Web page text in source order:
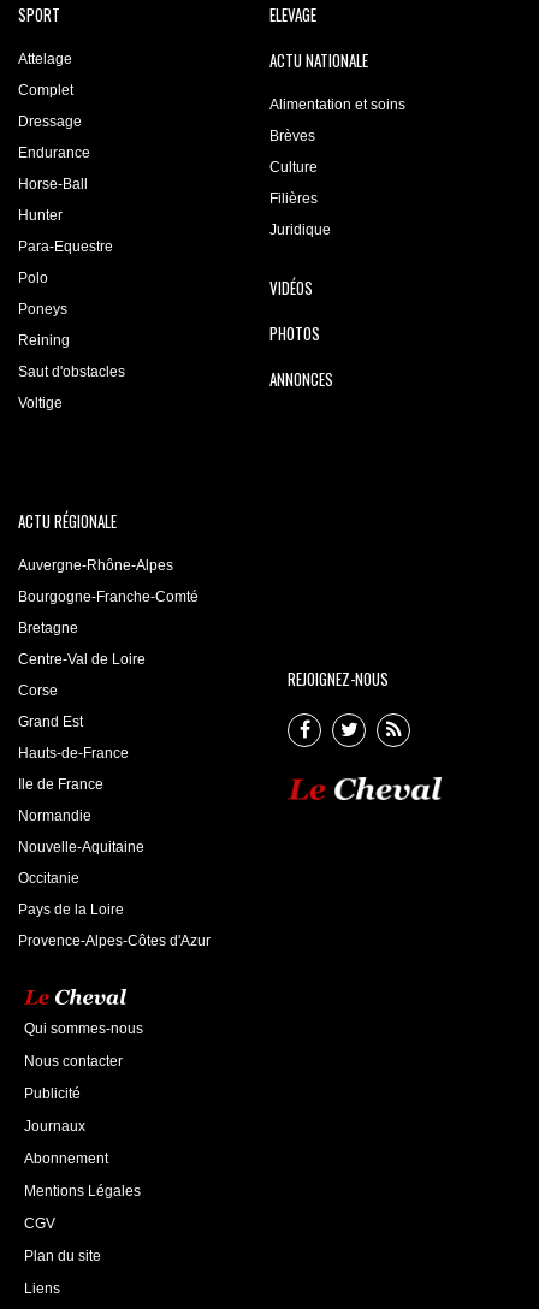
SPORT
Attelage
Complet
Dressage
Endurance
Horse-Ball
Hunter
Para-Equestre
Polo
Poneys
Reining
Saut d'obstacles
Voltige
ELEVAGE
ACTU NATIONALE
Alimentation et soins
Brèves
Culture
Filières
Juridique
VIDÉOS
PHOTOS
ANNONCES
ACTU RÉGIONALE
Auvergne-Rhône-Alpes
Bourgogne-Franche-Comté
Bretagne
Centre-Val de Loire
Corse
Grand Est
Hauts-de-France
Ile de France
Normandie
Nouvelle-Aquitaine
Occitanie
Pays de la Loire
Provence-Alpes-Côtes d'Azur
REJOIGNEZ-NOUS
Qui sommes-nous
Nous contacter
Publicité
Journaux
Abonnement
Mentions Légales
CGV
Plan du site
Liens